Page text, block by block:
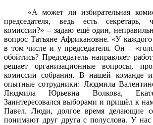
«А может ли избирательная
председателя, ведь есть секретарь,
комиссии?» – задаю ещё один,
вопрос Татьяне Африкановне. «У каждого
в том числе и у председателя. Он –
обойтись? Председатель направляет
решает организационные вопросы,
комиссии собрания. В нашей команде
опытные сотрудники: Людмила
Людмила Юрьевна Волкова,
Заинтересовался выборами и пришёл к
Павел. Люди, долгое время делающие
понимают друг друга с полуслова. У нас